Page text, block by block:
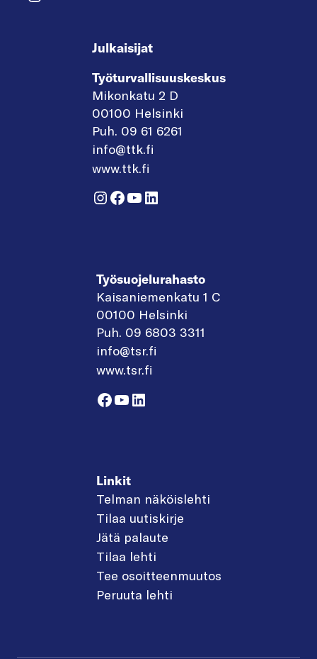
Julkaisijat
Työturvallisuuskeskus
Mikonkatu 2 D
00100 Helsinki
Puh. 09 61 6261
info@ttk.fi
www.ttk.fi
Instagram
Facebook
YouTube
LinkedIn
Työsuojelurahasto
Kaisaniemenkatu 1 C
00100 Helsinki
Puh. 09 6803 3311
info@tsr.fi
www.tsr.fi
Facebook
YouTube
LinkedIn
Linkit
Telman näköislehti
Tilaa uutiskirje
Jätä palaute
Tilaa lehti
Tee osoitteenmuutos
Peruuta lehti